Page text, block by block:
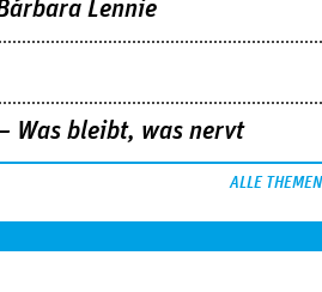
Lennie
Was bleibt, was nervt
ALLE THEMEN